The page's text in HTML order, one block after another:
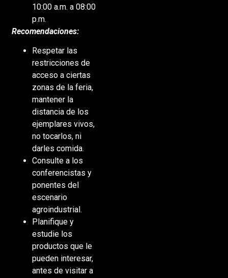
10:00 a.m. a 08:00
p.m.
Recomendaciones:
Respetar las
restricciones de
acceso a ciertas
zonas de la feria,
mantener la
distancia de los
ejemplares vivos,
no tocarlos, ni
darles comida.
Consulte a los
conferencistas y
ponentes del
escenario
agroindustrial.
Planifique y
estudie los
productos que le
pueden interesar,
antes de visitar a